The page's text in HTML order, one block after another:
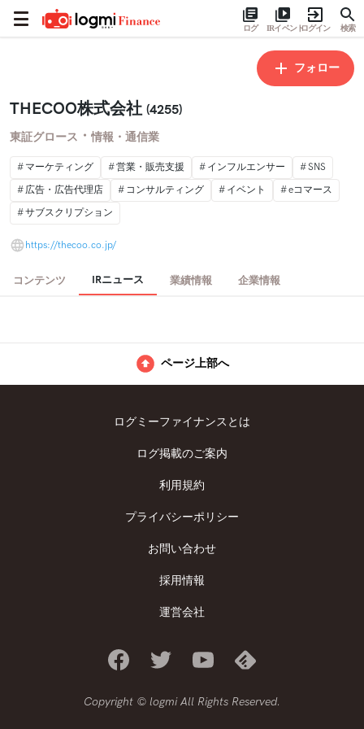
ログ IRイベントログイン 検索
フォロー
THECOO株式会社 (4255)
東証グロース ・ 情報・通信業
マーケティング 営業・販売支援 インフルエンサー
SNS
広告・広告代理店
コンサルティング イベント
eコマース
サブスクリプション
https://thecoo.co.jp/
コンテンツ IRニュース 業績情報 企業情報
ページ上部へ
ログミーファイナンスとは
ログ掲載のご案内
利用規約
プライバシーポリシー
お問い合わせ
採用情報
運営会社
Copyright © logmi All Rights Reserved.